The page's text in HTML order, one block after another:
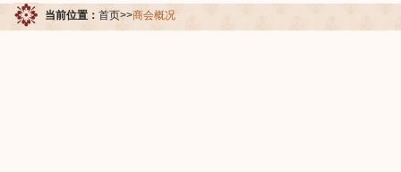
当前位置： 首页>>商会概况